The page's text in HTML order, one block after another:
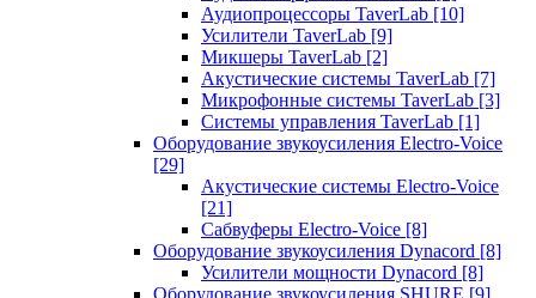
Аудиопроцессоры TaverLab [10]
Усилители TaverLab [9]
Микшеры TaverLab [2]
Акустические системы TaverLab [7]
Микрофонные системы TaverLab [3]
Системы управления TaverLab [1]
Оборудование звукоусиления Electro-Voice
[29]
Акустические системы Electro-Voice
[21]
Сабвуферы Electro-Voice [8]
Оборудование звукоусиления Dynacord [8]
Усилители мощности Dynacord [8]
Оборудование звукоусиления SHURE [9]